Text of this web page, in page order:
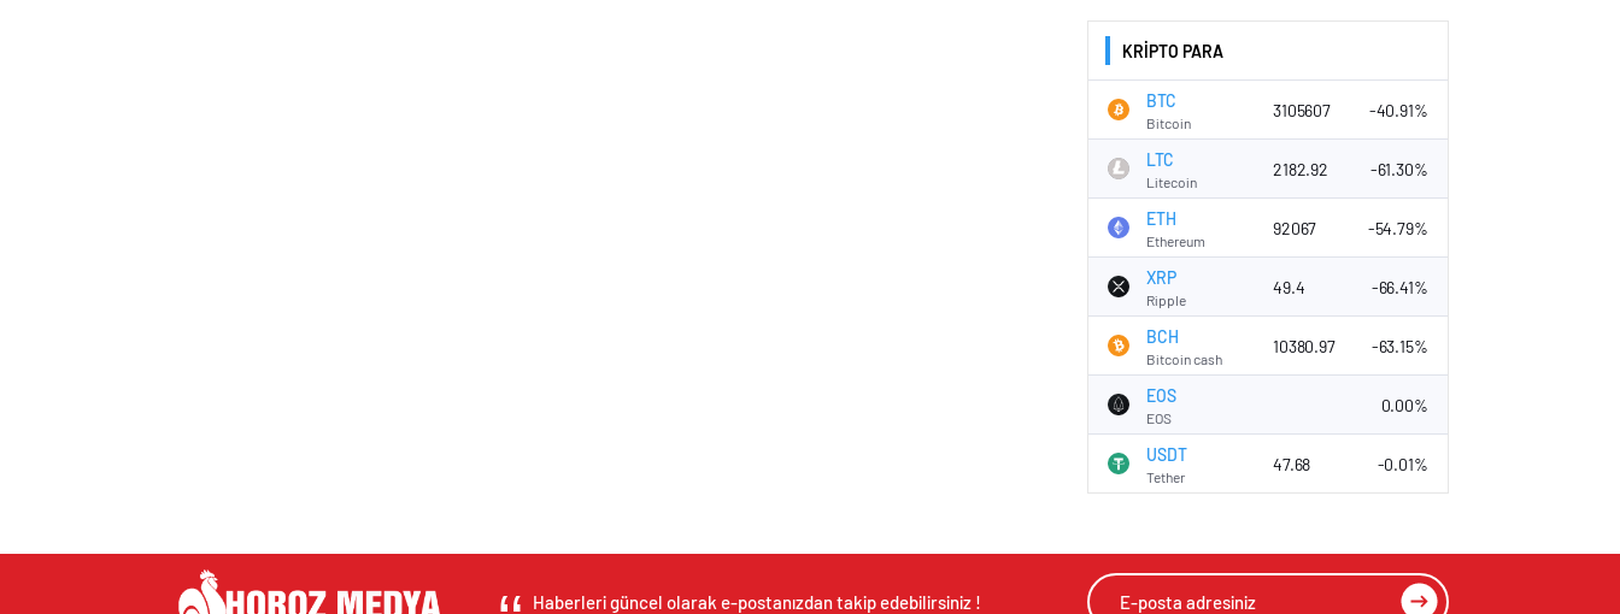
KRİPTO PARA
BTC
Bitcoin
3105607 -40.91%
LTC
Litecoin
2182.92 -61.30%
ETH
Ethereum
92067 -54.79%
XRP
Ripple
49.4 -66.41%
BCH
Bitcoin cash
10380.97 -63.15%
EOS
EOS
0.00%
USDT
Tether
47.68 -0.01%
Haberleri güncel olarak e-postanızdan takip edebilirsiniz !